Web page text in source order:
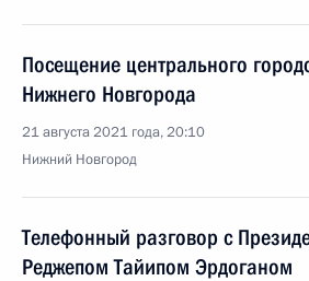
Посещение центрального
Нижнего Новгорода
21 августа 2021 года, 20:10
Нижний Новгород
Телефонный разговор с
Реджепом Тайипом Эрдоганом